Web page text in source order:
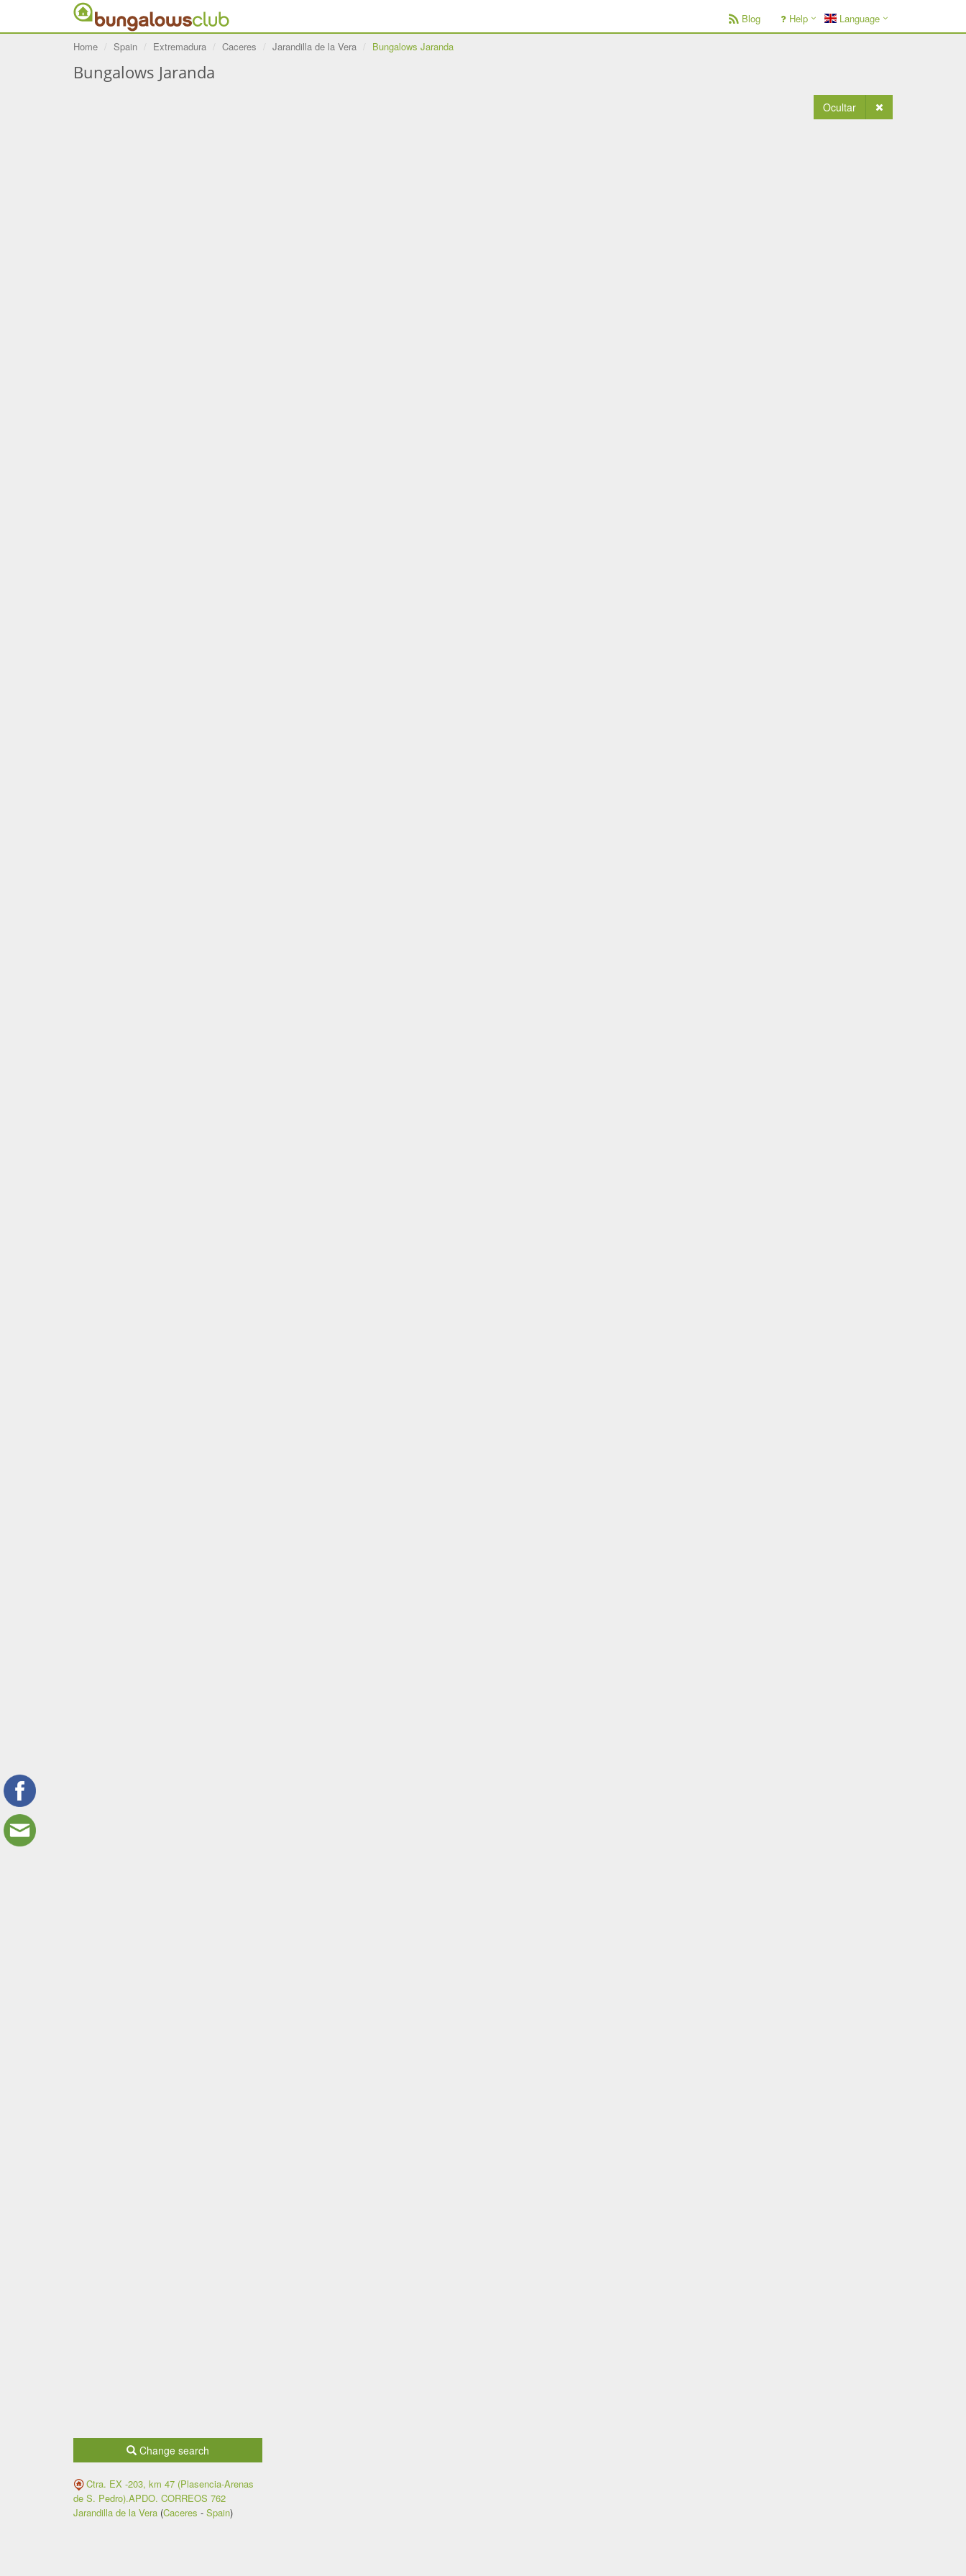
Blog Help Language
Home Spain Extremadura Caceres Jarandilla de la Vera Bungalows Jaranda
Bungalows Jaranda
Ocultar
Change search
Ctra. EX -203, km 47 (Plasencia-Arenas
de S. Pedro).APDO. CORREOS 762
Jarandilla de la Vera (Caceres - Spain)